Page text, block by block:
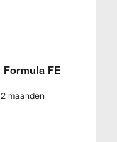
Formula FE
maanden